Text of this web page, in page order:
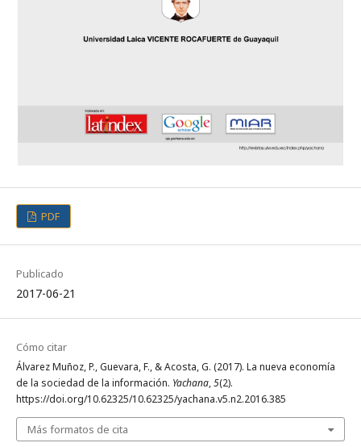
PDF
Publicado
2017-06-21
Cómo citar
Álvarez Muñoz, P., Guevara, F., & Acosta, G. (2017). La nueva economía
de la sociedad de la información. Yachana,5(2).
https://doi.org/10.62325/10.62325/yachana.v5.n2.2016.385
Más formatos de cita